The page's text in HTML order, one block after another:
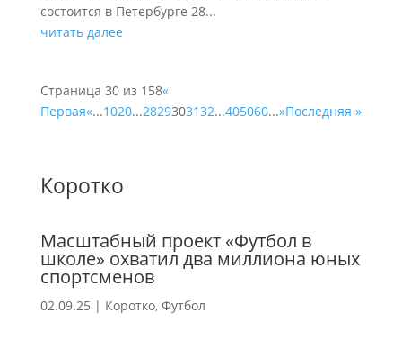
состоится в Петербурге 28...
читать далее
Страница 30 из 158«
Первая«...1020...2829303132...405060...»Последняя »
Коротко
Масштабный проект «Футбол в
школе» охватил два миллиона юных
спортсменов
02.09.25 | Коротко, Футбол